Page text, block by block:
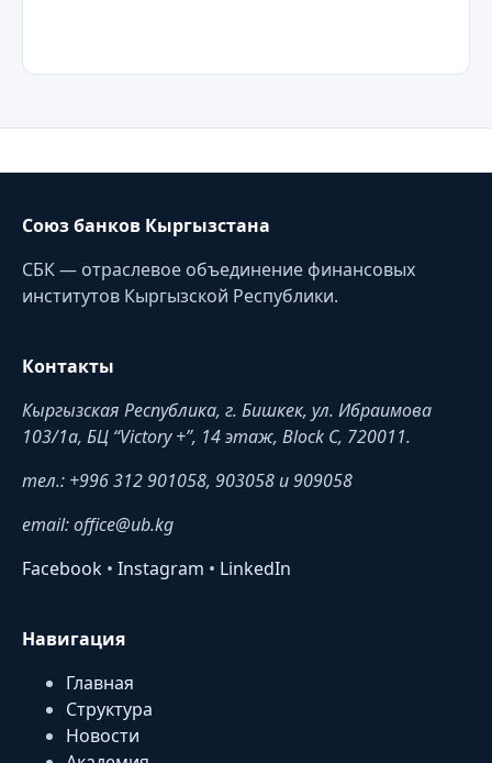
Союз банков Кыргызстана
СБК — отраслевое объединение финансовых
институтов Кыргызской Республики.
Контакты
Кыргызская Республика, г. Бишкек, ул. Ибраимова
103/1a, БЦ “Victory +”, 14 этаж, Block C, 720011.
тел.: +996 312 901058, 903058 и 909058
email: office@ub.kg
Facebook • Instagram • LinkedIn
Навигация
Главная
Структура
Новости